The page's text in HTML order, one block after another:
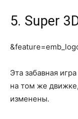
5. Super
Эта забавная
на том же
изменены.